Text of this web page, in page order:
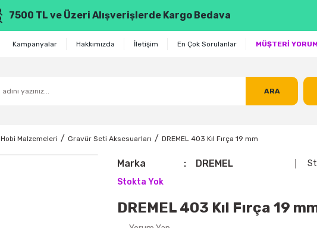
7500 TL ve Üzeri Alışverişlerde Kargo Bedava
Kampanyalar Hakkımızda İletişim En Çok Sorulanlar MÜŞTERİ
ARA
Hobi Malzemeleri Gravür Seti Aksesuarları DREMEL 403 Kıl Fırça 19 mm
Marka DREMEL
Stokta Yok
DREMEL 403 Kıl Fırça 19